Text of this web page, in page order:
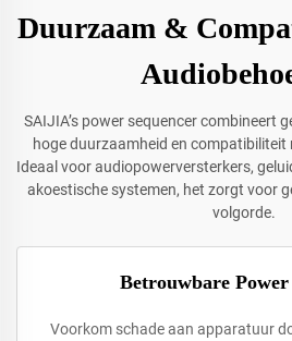
Duurzaam &
SAIJIA’s power sequencer combineert
hoge duurzaamheid en compatibiliteit
Ideaal voor audiopowerversterkers,
akoestische systemen, het zorgt voor
volgorde.
Betrouwbare
Voorkom schade aan apparatuur